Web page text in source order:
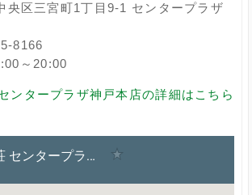
央区三宮町1丁目9-1 センタープラザ
8166
～20:00
タープラザ神戸本店の詳細はこちら